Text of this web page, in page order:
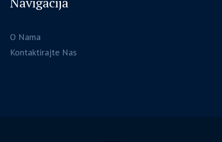
O Nama
Kontaktirajte Nas